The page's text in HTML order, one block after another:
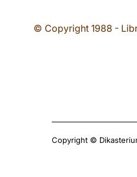
© Copyright 1988 -
Copyright ©